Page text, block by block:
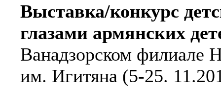
Выставка/конкурс
глазами армянских
Ванадзорском филиале
им. Игитяна (5-25.